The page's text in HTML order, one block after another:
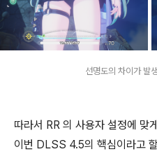
선명도의 차이가 발
따라서 RR 의 사용자 설정에 맞
이번 DLSS 4.5의 핵심이라고